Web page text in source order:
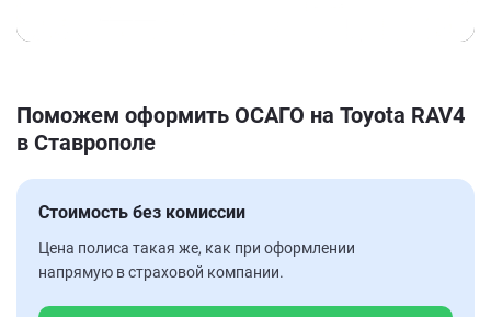
Поможем оформить ОСАГО на Toyota RAV4
в Ставрополе
Стоимость без комиссии
Цена полиса такая же, как при оформлении
напрямую в страховой компании.